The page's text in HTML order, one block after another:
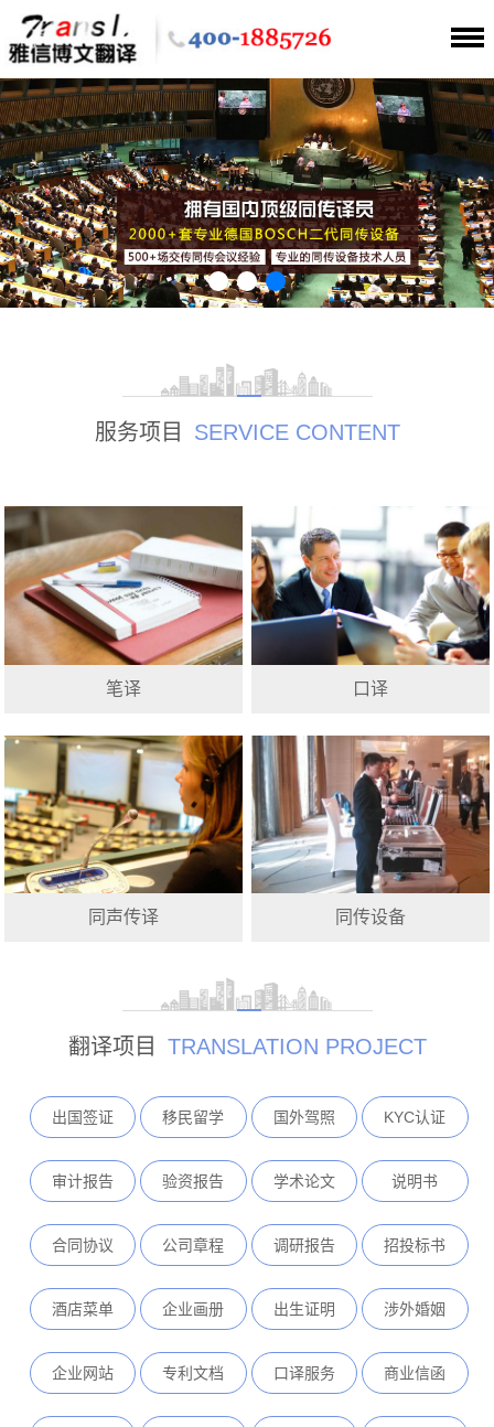
服务项目 SERVICE CONTENT
笔译 口译
同声传译 同传设备
翻译项目 TRANSLATION PROJECT
出国签证 移民留学 国外驾照 KYC认证
审计报告 验资报告 学术论文 说明书
合同协议 公司章程 调研报告 招投标书
酒店菜单 企业画册 出生证明 涉外婚姻
企业网站 专利文档 口译服务 商业信函